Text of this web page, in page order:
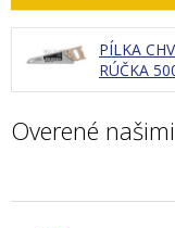
PÍLKA
RÚČKA
Overené